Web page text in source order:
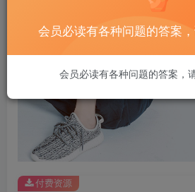
付费资源
会员必读有各种问题的答案
会员必读有各种问题的答案，